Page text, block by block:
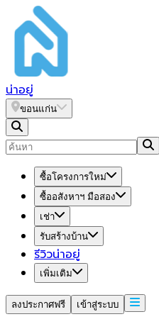
น่าอยู่
ขอนแก่น
ซื้อโครงการใหม่
ซื้ออสังหาฯ มือสอง
เช่า
รับสร้างบ้าน
รีวิวน่าอยู่
เพิ่มเติม
ลงประกาศฟรี เข้าสู่ระบบ